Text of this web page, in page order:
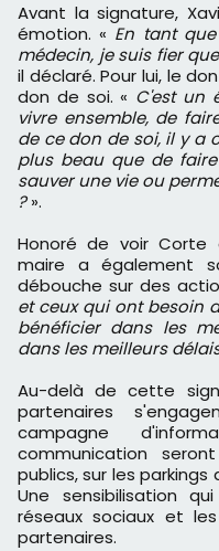
Avant la signature,
émotion. « En tant
médecin, je suis fier
il déclaré. Pour lui, le
don de soi. « C'est un
vivre ensemble, de
de ce don de soi, il y a
plus beau que de
sauver une vie ou
?».
Honoré de voir Corte
maire a également
débouche sur des
et ceux qui ont besoin
bénéficier dans les
dans les meilleurs
Au-delà de cette
partenaires
campagne
communication
publics, sur les parkings
Une sensibilisation
réseaux sociaux et
partenaires.